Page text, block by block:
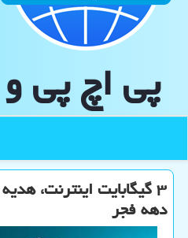
پی اچ پی
۳ گیگابایت اینترنت،
دهه فجر